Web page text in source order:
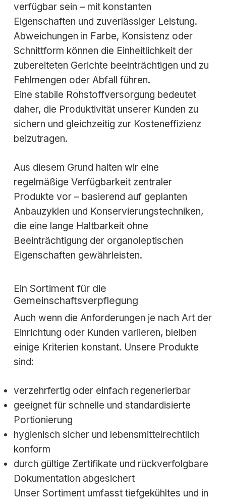
verfügbar sein – mit konstanten
Eigenschaften und zuverlässiger Leistung.
Abweichungen in Farbe, Konsistenz oder
Schnittform können die Einheitlichkeit der
zubereiteten Gerichte beeinträchtigen und zu
Fehlmengen oder Abfall führen.
Eine stabile Rohstoffversorgung bedeutet
daher, die Produktivität unserer Kunden zu
sichern und gleichzeitig zur Kosteneffizienz
beizutragen.
Aus diesem Grund halten wir eine
regelmäßige Verfügbarkeit zentraler
Produkte vor – basierend auf geplanten
Anbauzyklen und Konservierungstechniken,
die eine lange Haltbarkeit ohne
Beeinträchtigung der organoleptischen
Eigenschaften gewährleisten.
Ein Sortiment für die
Gemeinschaftsverpflegung
Auch wenn die Anforderungen je nach Art der
Einrichtung oder Kunden variieren, bleiben
einige Kriterien konstant. Unsere Produkte
sind:
verzehrfertig oder einfach regenerierbar
geeignet für schnelle und standardisierte
Portionierung
hygienisch sicher und lebensmittelrechtlich
konform
durch gültige Zertifikate und rückverfolgbare
Dokumentation abgesichert
Unser Sortiment umfasst tiefgekühltes und in